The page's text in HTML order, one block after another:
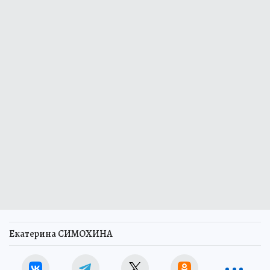
Екатерина СИМОХИНА